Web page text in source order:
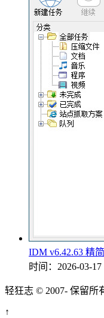
IDM v6.42.63 精
时间：2026-03-17
轻狂志 © 2007- 保留所
↑